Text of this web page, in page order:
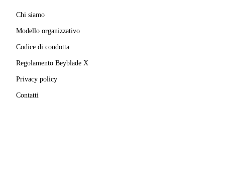
Chi siamo
Modello organizzativo
Codice di condotta
Regolamento Beyblade X
Privacy policy
Contatti